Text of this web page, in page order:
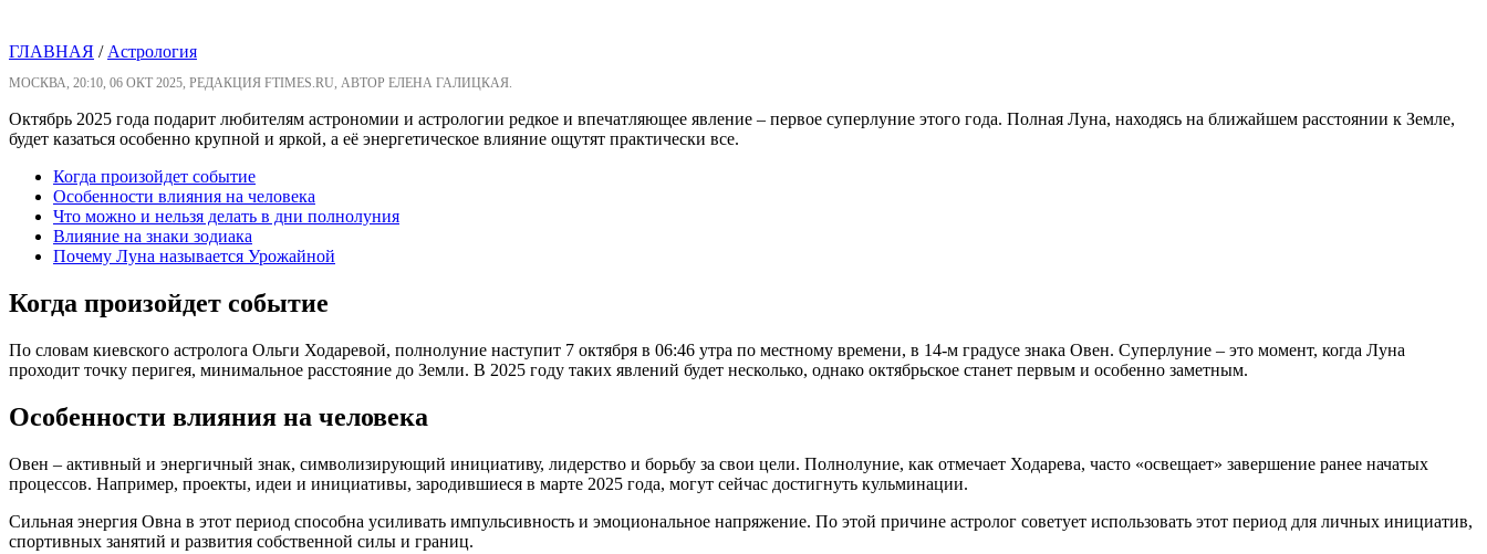
ГЛАВНАЯ /Астрология
МОСКВА, 20:10, 06 ОКТ 2025, РЕДАКЦИЯ FTIMES.RU, АВТОР ЕЛЕНА ГАЛИЦКАЯ.
Октябрь 2025 года подарит любителям астрономии и астрологии редкое и впечатляющее явление – первое суперлуние этого года. Полная Луна, находясь на ближайшем расстоянии к Земле,
будет казаться особенно крупной и яркой, а её энергетическое влияние ощутят практически все.
Когда произойдет событие
Особенности влияния на человека
Что можно и нельзя делать в дни полнолуния
Влияние на знаки зодиака
Почему Луна называется Урожайной
Когда произойдет событие
По словам киевского астролога Ольги Ходаревой, полнолуние наступит 7 октября в 06:46 утра по местному времени, в 14-м градусе знака Овен. Суперлуние – это момент, когда Луна
проходит точку перигея, минимальное расстояние до Земли. В 2025 году таких явлений будет несколько, однако октябрьское станет первым и особенно заметным.
Особенности влияния на человека
Овен – активный и энергичный знак, символизирующий инициативу, лидерство и борьбу за свои цели. Полнолуние, как отмечает Ходарева, часто «освещает» завершение ранее начатых
процессов. Например, проекты, идеи и инициативы, зародившиеся в марте 2025 года, могут сейчас достигнуть кульминации.
Сильная энергия Овна в этот период способна усиливать импульсивность и эмоциональное напряжение. По этой причине астролог советует использовать этот период для личных инициатив,
спортивных занятий и развития собственной силы и границ.